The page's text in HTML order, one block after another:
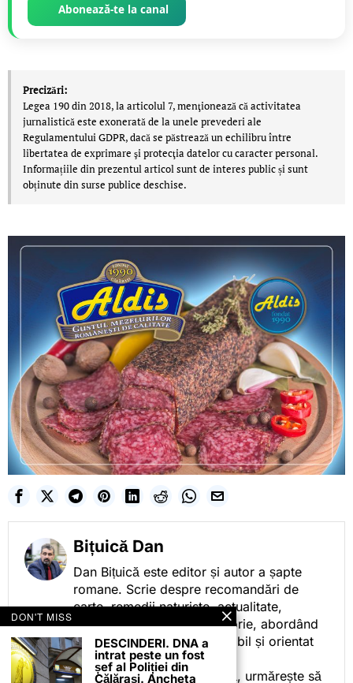
Abonează-te la canal
Precizări:
Legea 190 din 2018, la articolul 7, menţionează că activitatea
jurnalistică este exonerată de la unele prevederi ale
Regulamentului GDPR, dacă se păstrează un echilibru între
libertatea de exprimare şi protecţia datelor cu caracter personal.
Informațiile din prezentul articol sunt de interes public și sunt
obținute din surse publice deschise.
Bițuică Dan
Dan Bițuică este editor și autor a șapte
romane. Scrie despre recomandări de
carte, remedii naturiste, actualitate,
cotidian politic, sport și istorie, abordând
subiectele într-un stil accesibil și orientat
spre informare.
Prin activitatea sa editorială, urmărește să
DON'T MISS
DESCINDERI. DNA a
intrat peste un fost
șef al Poliției din
Călărași. Ancheta